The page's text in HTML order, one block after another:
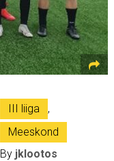
III liiga
,
Meeskond
By jklootos